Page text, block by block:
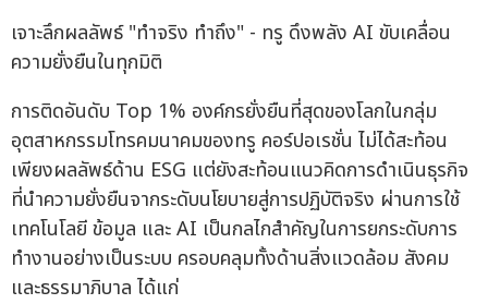
เจาะลึกผลลัพธ์ "ทำจริง ทำถึง" - ทรู ดึงพลัง AI ขับเคลื่อน
ความยั่งยืนในทุกมิติ
การติดอันดับ Top 1% องค์กรยั่งยืนที่สุดของโลกในกลุ่ม
อุตสาหกรรมโทรคมนาคมของทรู คอร์ปอเรชั่น ไม่ได้สะท้อน
เพียงผลลัพธ์ด้าน ESG แต่ยังสะท้อนแนวคิดการดำเนินธุรกิจ
ที่นำความยั่งยืนจากระดับนโยบายสู่การปฏิบัติจริง ผ่านการใช้
เทคโนโลยี ข้อมูล และ AI เป็นกลไกสำคัญในการยกระดับการ
ทำงานอย่างเป็นระบบ ครอบคลุมทั้งด้านสิ่งแวดล้อม สังคม
และธรรมาภิบาล ได้แก่